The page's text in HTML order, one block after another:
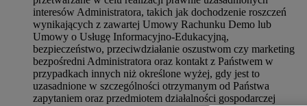
interesów Administratora, takich jak dochodzenie roszczeń
wynikających z zawartej Umowy Rachunku Demo lub
Umowy o Usługę Informacyjno-Edukacyjną,
bezpieczeństwo, przeciwdziałanie oszustwom czy marketing
bezpośredni Administratora oraz kontakt z Państwem w
przypadkach innych niż określone wyżej, gdy jest to
uzasadnione w szczególności otrzymanym od Państwa
zapytaniem oraz przedmiotem działalności gospodarczej